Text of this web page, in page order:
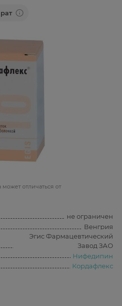
отличаться от
не ограничен
Венгрия
Эгис Фармацевтический
Завод ЗАО
Нифедипин
Кордафлекс